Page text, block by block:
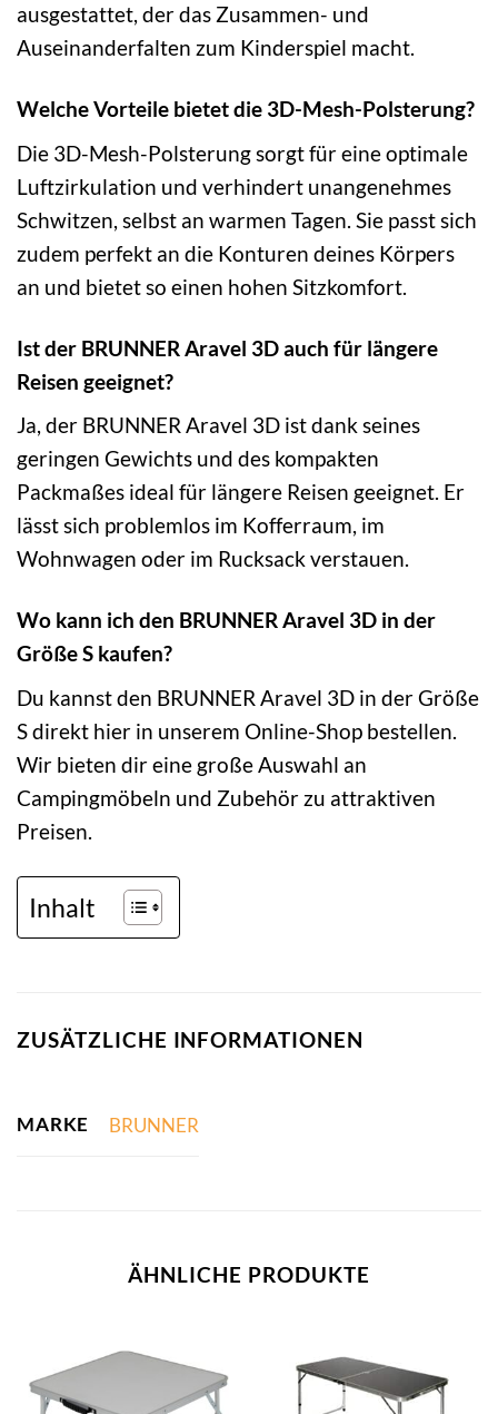
ausgestattet, der das Zusammen- und
Auseinanderfalten zum Kinderspiel macht.
Welche Vorteile bietet die 3D-Mesh-Polsterung?
Die 3D-Mesh-Polsterung sorgt für eine optimale
Luftzirkulation und verhindert unangenehmes
Schwitzen, selbst an warmen Tagen. Sie passt sich
zudem perfekt an die Konturen deines Körpers
an und bietet so einen hohen Sitzkomfort.
Ist der BRUNNER Aravel 3D auch für längere
Reisen geeignet?
Ja, der BRUNNER Aravel 3D ist dank seines
geringen Gewichts und des kompakten
Packmaßes ideal für längere Reisen geeignet. Er
lässt sich problemlos im Kofferraum, im
Wohnwagen oder im Rucksack verstauen.
Wo kann ich den BRUNNER Aravel 3D in der
Größe S kaufen?
Du kannst den BRUNNER Aravel 3D in der Größe
S direkt hier in unserem Online-Shop bestellen.
Wir bieten dir eine große Auswahl an
Campingmöbeln und Zubehör zu attraktiven
Preisen.
Inhalt
ZUSÄTZLICHE INFORMATIONEN
MARKE BRUNNER
ÄHNLICHE PRODUKTE